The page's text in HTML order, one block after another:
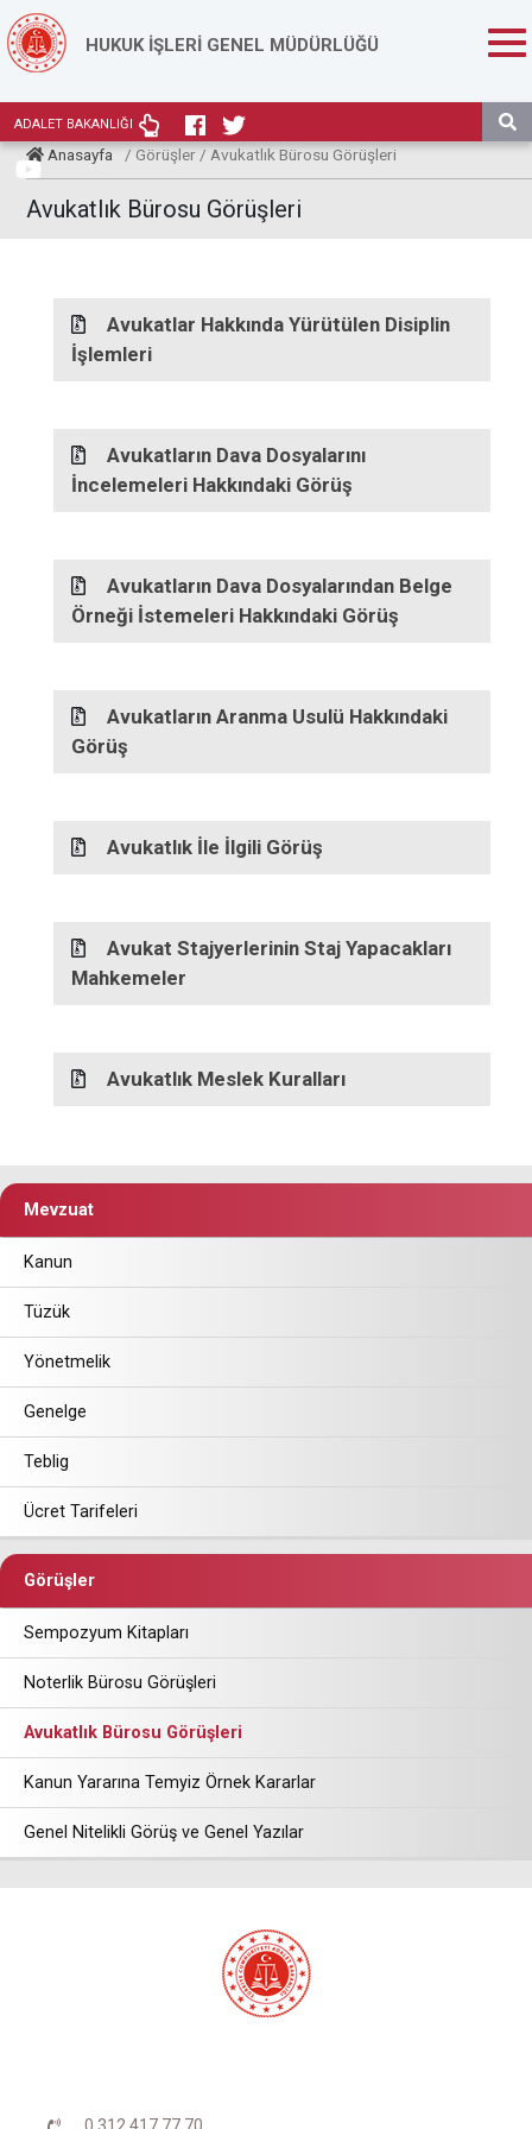
HUKUK İŞLERİ GENEL MÜDÜRLÜĞÜ
ADALET BAKANLIĞI
Anasayfa / Görüşler / Avukatlık Bürosu Görüşleri
Avukatlık Bürosu Görüşleri
Avukatlar Hakkında Yürütülen Disiplin
İşlemleri
Avukatların Dava Dosyalarını
İncelemeleri Hakkındaki Görüş
Avukatların Dava Dosyalarından Belge
Örneği İstemeleri Hakkındaki Görüş
Avukatların Aranma Usulü Hakkındaki
Görüş
Avukatlık İle İlgili Görüş
Avukat Stajyerlerinin Staj Yapacakları
Mahkemeler
Avukatlık Meslek Kuralları
Mevzuat
Kanun
Tüzük
Yönetmelik
Genelge
Teblig
Ücret Tarifeleri
Görüşler
Sempozyum Kitapları
Noterlik Bürosu Görüşleri
Avukatlık Bürosu Görüşleri
Kanun Yararına Temyiz Örnek Kararlar
Genel Nitelikli Görüş ve Genel Yazılar